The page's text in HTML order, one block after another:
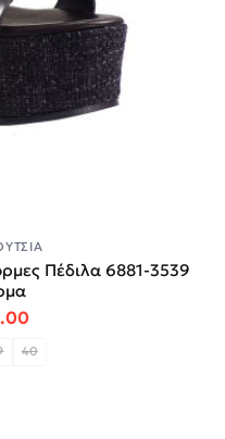
Πέδιλα 6881-3539
price was: €75.00.
Η τρέχουσα τιμή
40